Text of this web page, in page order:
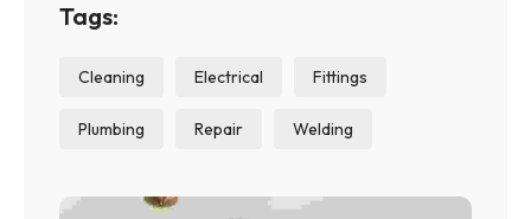
Tags:
Cleaning Electrical Fittings
Plumbing Repair Welding